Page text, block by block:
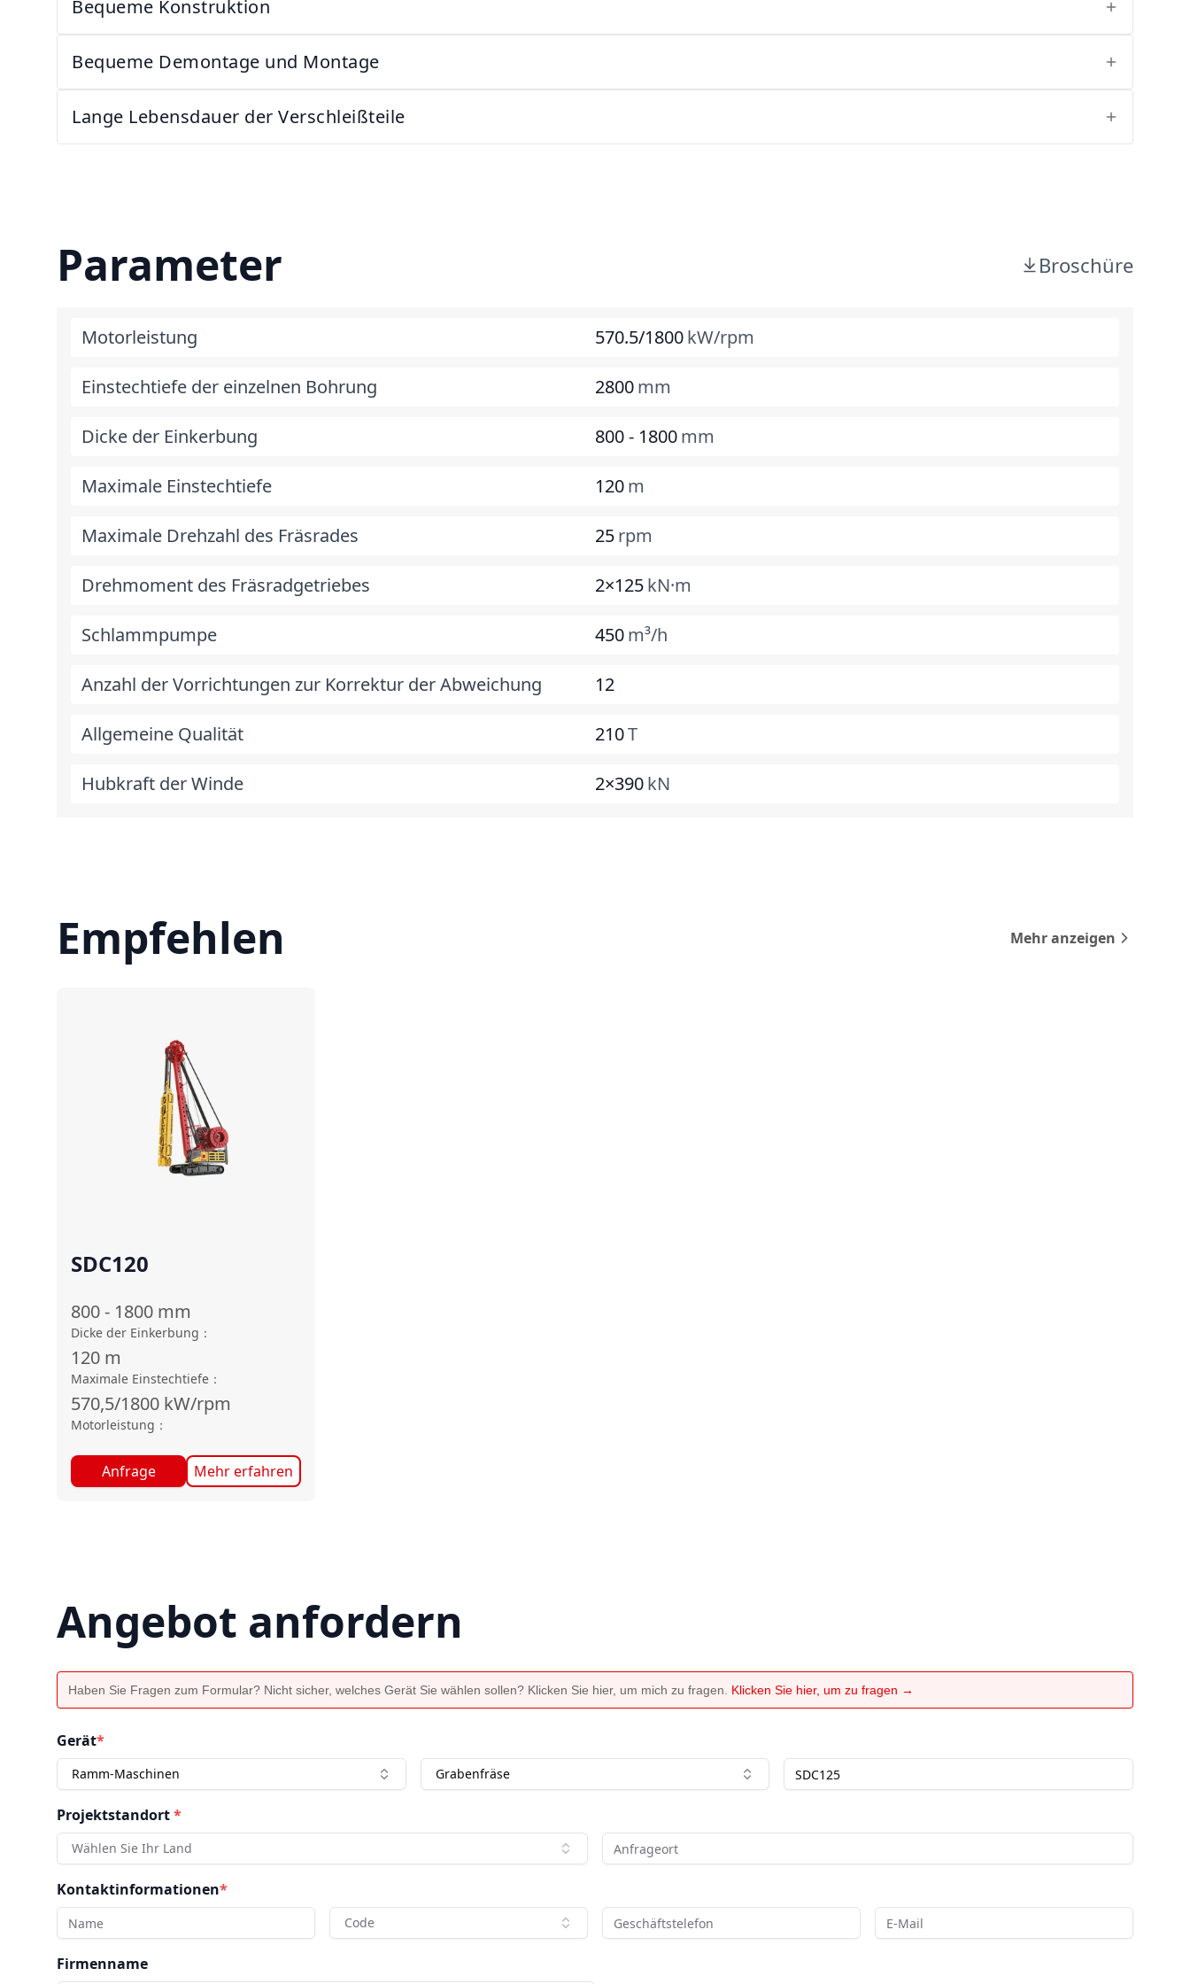
Bequeme Konstruktion
Bequeme Demontage und Montage
Lange Lebensdauer der Verschleißteile
Parameter Broschüre
Motorleistung 570.5/1800kW/rpm
Einstechtiefe der einzelnen Bohrung 2800mm
Dicke der Einkerbung 800 - 1800mm
Maximale Einstechtiefe 120m
Maximale Drehzahl des Fräsrades 25rpm
Drehmoment des Fräsradgetriebes 2×125kN·m
Schlammpumpe 450m³/h
Anzahl der Vorrichtungen zur Korrektur der Abweichung 12
Allgemeine Qualität 210T
Hubkraft der Winde 2×390kN
Empfehlen Mehr anzeigen
SDC120
800 - 1800 mm
Dicke der Einkerbung ：
120 m
Maximale Einstechtiefe ：
570,5/1800 kW/rpm
Motorleistung ：
Anfrage Mehr erfahren
Angebot anfordern
Haben Sie Fragen zum Formular? Nicht sicher, welches Gerät Sie wählen sollen? Klicken Sie hier, um mich zu fragen. Klicken Sie hier, um zu fragen →
Gerät*
Ramm-Maschinen Grabenfräse
Projektstandort*
Wählen Sie Ihr Land
Kontaktinformationen*
Code
Firmenname